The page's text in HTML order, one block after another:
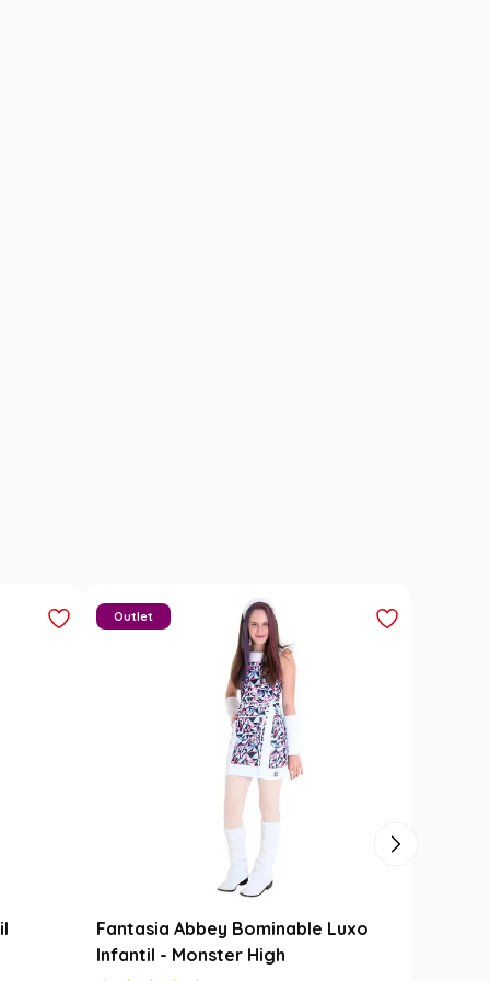
Fantasia Abbey Bominable Luxo
Infantil - Monster High
Outlet